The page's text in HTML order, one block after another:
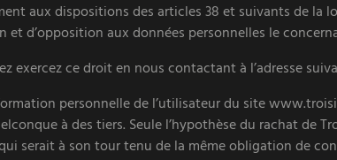
aux dispositions des articles 38 et suivants de la
et d’opposition aux données personnelles le
exercez ce droit en nous contactant à l’adresse
personnelle de l’utilisateur du site
à des tiers. Seule l’hypothèse du rachat de
serait à son tour tenu de la même obligation de